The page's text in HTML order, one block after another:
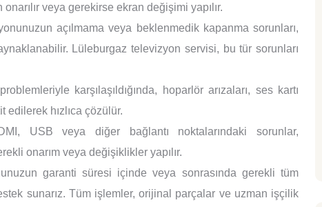
veya gerekirse ekran değişimi yapılır.
açılmama veya beklenmedik kapanma sorunları,
Lüleburgaz televizyon servisi, bu tür sorunları
karşılaşıldığında, hoparlör arızaları, ses kartı
edilerek hızlıca çözülür.
USB veya diğer bağlantı noktalarındaki sorunlar,
onarım veya değişiklikler yapılır.
garanti süresi içinde veya sonrasında gerekli tüm
sunarız. Tüm işlemler, orijinal parçalar ve uzman işçilik